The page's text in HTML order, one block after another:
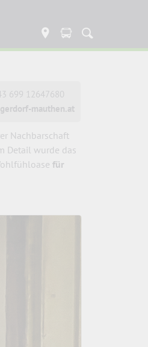
699 12647680
mauthen.at
Nachbarschaft
Detail wurde das
für